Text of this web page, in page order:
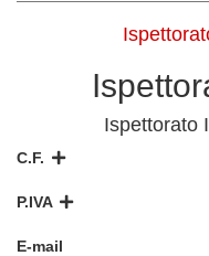
Ispettorato
C.F.
P.IVA
E-mail